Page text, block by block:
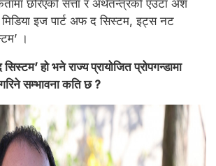
छरिएको सत्ता र अर्थतन्त्रको एउटा अंश
मिडिया इज पार्ट अफ द सिस्टम, इट्स नट
।
सिस्टम’ हो भने राज्य प्रायोजित प्रोपगन्डामा
गरिने सम्भावना कति छ ?